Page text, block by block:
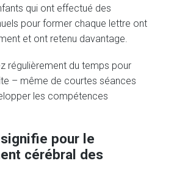
qui ont effectué des
pour former chaque lettre ont
et ont retenu davantage.
régulièrement du temps pour
– même de courtes séances
les compétences
pour le
cérébral des